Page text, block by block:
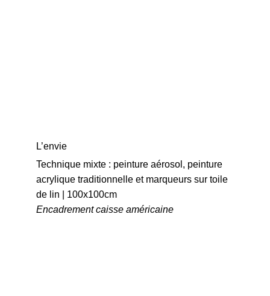
L’envie
Technique mixte : peinture aérosol, peinture
acrylique traditionnelle et marqueurs sur toile
de lin | 100x100cm
Encadrement caisse américaine